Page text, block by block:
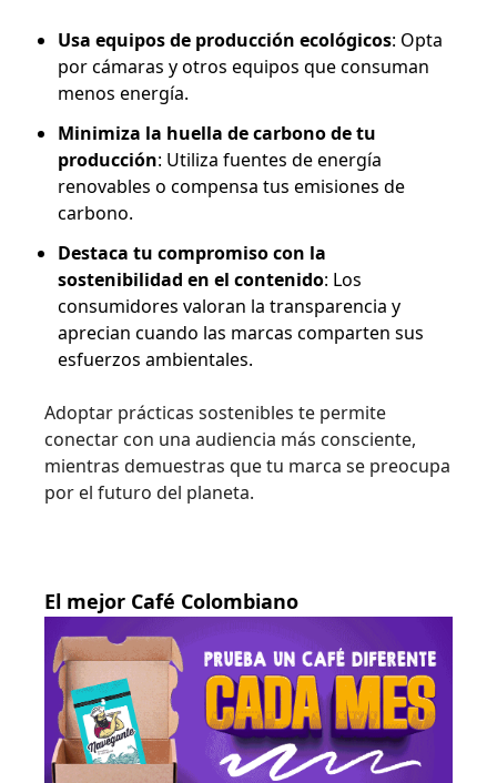
Usa equipos de producción ecológicos: Opta
por cámaras y otros equipos que consuman
menos energía.
Minimiza la huella de carbono de tu
producción: Utiliza fuentes de energía
renovables o compensa tus emisiones de
carbono.
Destaca tu compromiso con la
sostenibilidad en el contenido: Los
consumidores valoran la transparencia y
aprecian cuando las marcas comparten sus
esfuerzos ambientales.
Adoptar prácticas sostenibles te permite
conectar con una audiencia más consciente,
mientras demuestras que tu marca se preocupa
por el futuro del planeta.
El mejor Café Colombiano